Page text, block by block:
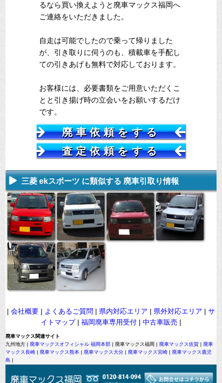
るなら買い換えようと廃車マックス福岡へ
ご連絡をいただきました。
自走は可能でしたので乗って帰りました
が、引き取りに伺うのも、積載車を手配し
ての引きあげも無料で対応しております。
お客様には、必要書類をご用意いただくこ
とと引き揚げ時の立会いをお願いするだけ
です。
廃車依頼をする
査定依頼をする
三菱 ekスポーツ に類似する 廃車引取り情報
| 会社概要 | よくあるご質問 | 県内対応エリア | 県外対応エリア | サ
イトマップ| 福岡廃車専用受付 | 中古車販売 |
廃車マックス関連サイト
九州地方 | 廃車マックスオフィシャル 福岡本部 | 廃車マックス福岡 | 廃車マックス佐賀 | 廃車
マックス長崎 | 廃車マックス熊本 | 廃車マックス大分 | 廃車マックス宮崎 | 廃車マックス鹿児
島 |